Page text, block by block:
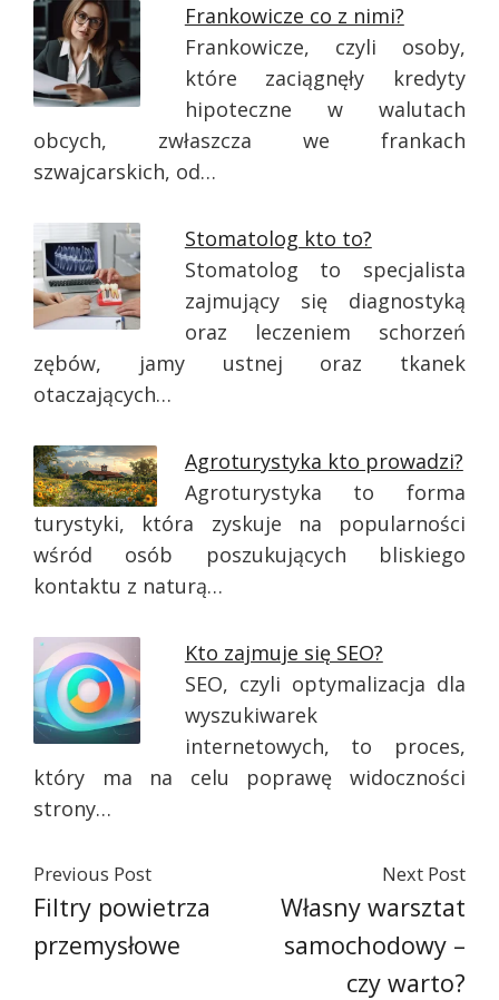
Frankowicze co z nimi?
Frankowicze, czyli osoby,
które zaciągnęły kredyty
hipoteczne w walutach
obcych, zwłaszcza we frankach
szwajcarskich, od…
Stomatolog kto to?
Stomatolog to specjalista
zajmujący się diagnostyką
oraz leczeniem schorzeń
zębów, jamy ustnej oraz tkanek
otaczających…
Agroturystyka kto prowadzi?
Agroturystyka to forma
turystyki, która zyskuje na popularności
wśród osób poszukujących bliskiego
kontaktu z naturą…
Kto zajmuje się SEO?
SEO, czyli optymalizacja dla
wyszukiwarek
internetowych, to proces,
który ma na celu poprawę widoczności
strony…
Previous Post
Filtry powietrza
przemysłowe
Next Post
Własny warsztat
samochodowy –
czy warto?